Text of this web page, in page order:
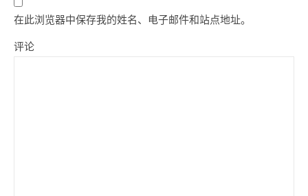
在此浏览器中保存我的姓名、电子邮件和站点地址。
评论